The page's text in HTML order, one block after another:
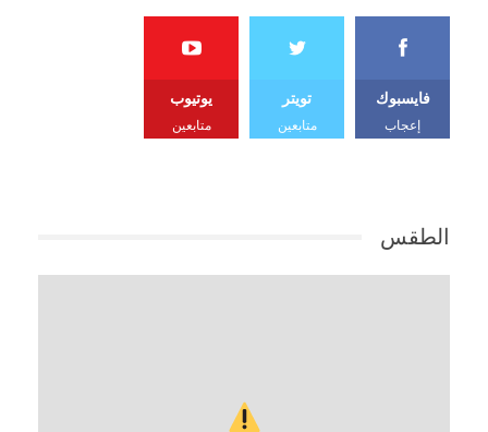
فايسبوك
إعجاب
تويتر
متابعين
يوتيوب
متابعين
الطقس